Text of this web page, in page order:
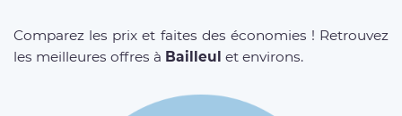
Comparez les prix et faites des économies ! Retrouvez
les meilleures offres à Bailleul et environs.